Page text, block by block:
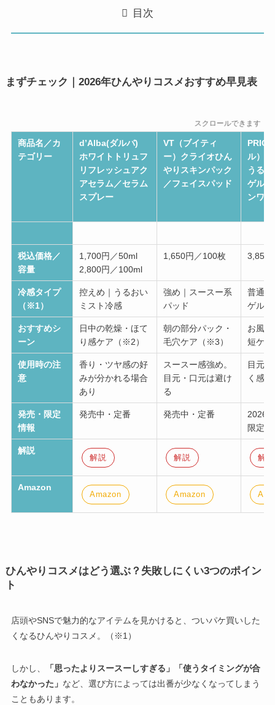
目次
まずチェック｜2026年ひんやりコスメおすすめ早見表
スクロールできます
商品名／カ
テゴリー
d’Alba(ダルバ)
ホワイトトリュフ
リフレッシュアク
アセラム／セラム
スプレー
VT（ブイティ
ー）クライオひん
やりスキンパック
／フェイスパッド
ル）
うる
ゲル b
ンワン
税込価格／
容量
1,700円／50ml
2,800円／100ml
1,650円／100枚 3,850
冷感タイプ
（※1）
控えめ｜うるおい
ミスト冷感
強め｜スースー系
パッド
普通
ゲル
おすすめシ
ーン
日中の乾燥・ほて
り感ケア（※2）
朝の部分パック・
毛穴ケア（※3）
お風
短ケア
使用時の注
意
香り・ツヤ感の好
みが分かれる場合
あり
スースー感強め。
目元・口元は避け
る
目元
く感
発売・限定
情報
発売中・定番 発売中・定番
2026
限定
解説
解説 解説 解説
Amazon
Amazon Amazon
ひんやりコスメはどう選ぶ？失敗しにくい3つのポイン
ト
店頭やSNSで魅力的なアイテムを見かけると、 ついパケ買いした
くなるひんやりコスメ 。（※1）
しかし、
「思ったよりスースーしすぎる」「使うタイミングが合
わなかった」 など、選び方によっては出番が少なくなってしまう
こともあります。